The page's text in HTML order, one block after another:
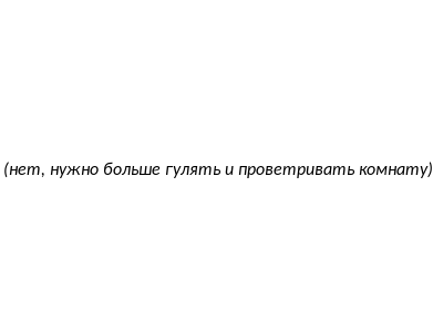
(нет, нужно больше гулять и проветривать комнату)